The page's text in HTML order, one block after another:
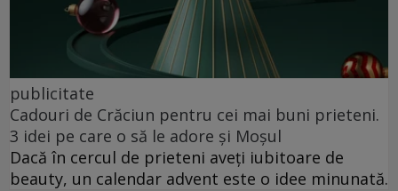
publicitate
Cadouri de Crăciun pentru cei mai buni prieteni.
3 idei pe care o să le adore și Moșul
Dacă în cercul de prieteni aveți iubitoare de
beauty, un calendar advent este o idee minunată.